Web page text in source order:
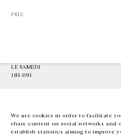
We use cookies in order to facilitate
share content on social networks and
establish statistics aiming to improve
PRIX
T.+33 1 42 77 38 87
LE SAMEDI
11H-19H
EN FR 中文 Facebook Instagram